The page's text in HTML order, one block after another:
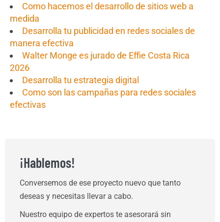
Como hacemos el desarrollo de sitios web a
medida
Desarrolla tu publicidad en redes sociales de
manera efectiva
Walter Monge es jurado de Effie Costa Rica
2026
Desarrolla tu estrategia digital
Como son las campañas para redes sociales
efectivas
¡Hablemos!
Conversemos de ese proyecto nuevo que tanto
deseas y necesitas llevar a cabo.
Nuestro equipo de expertos te asesorará sin